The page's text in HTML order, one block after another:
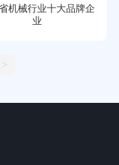
机械行业十大品牌企
业
>